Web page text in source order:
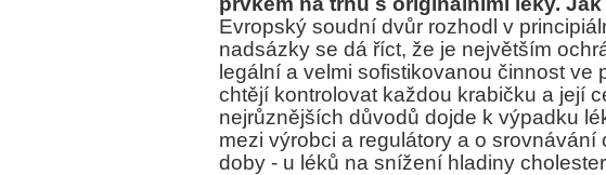
Evropský soudní dvůr rozhodl v
nadsázky se dá říct, že je největším
legální a velmi sofistikovanou činnost
chtějí kontrolovat každou krabičku a její
nejrůznějších důvodů dojde k výpadku
mezi výrobci a regulátory a o
doby - u léků na snížení hladiny